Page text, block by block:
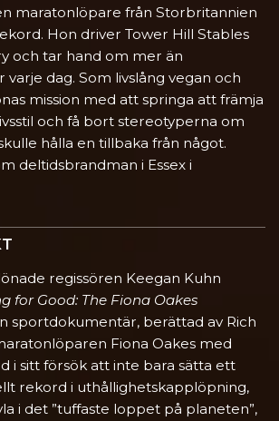
maratonlöpare från Storbritannien
Hon driver Tower Hill Stables
och tar hand om mer än
varje dag. Som livslång vegan och
mission med att springa att främja
och få bort stereotyperna om
hålla en tillbaka från något.
deltidsbrandman i Essex i
regissören Keegan Kuhn
for Good: The Fiona Oakes
sportdokumentär, berättad av Rich
Fiona Oakes med
i sitt försök att inte bara sätta ett
rekord i uthållighetskapplöpning,
i det ”tuffaste loppet på planeten”,